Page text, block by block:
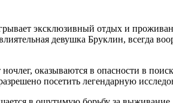
эксклюзивный отдых и
девушка Бруклин, всегда
оказываются в опасности в
посетить легендарную